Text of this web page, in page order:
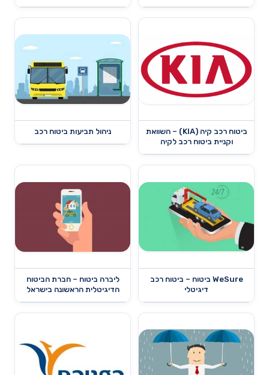
ביטוח רכב קיה (KIA) – השוואת
וקניית ביטוח רכב לקיה
ניהול תביעות ביטוח רכב
WeSure ביטוח – ביטוח רכב
דיגיטלי
ליברה ביטוח – חברת הביטוח
הדיגיטלית הראשונה בישראל